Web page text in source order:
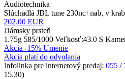
Audiotechnika
Slúchadlá JBL tune 230nc+nab, v krab
202.00 EUR
Dámsky prsteň
1.75g 585/1000 Veľkosť:43.0 S
Akcia -15% Umenie
Akcia platí do odvolania
Infolinka pre internetový predaj: 055 /
15.30)